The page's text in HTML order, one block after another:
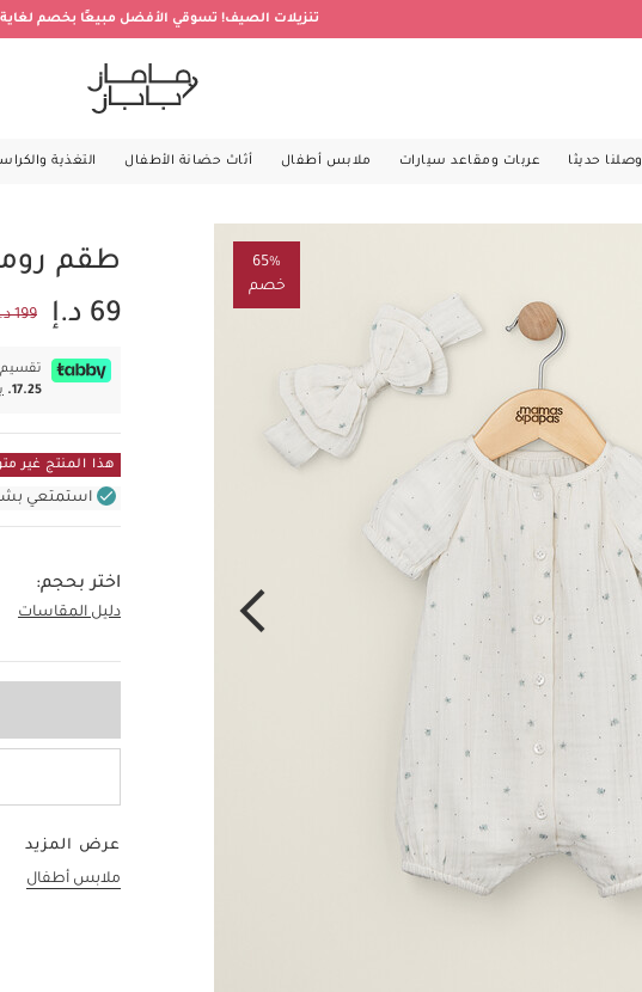
تنزيلات الصيف! تسوقي الأفضل مبيعًا بخصم لغاية 50%.
وصلنا حديثا عربات ومقاعد سيارات ملابس أطفال أثاث حضانة الأطفال التغذية
65%
خصم
طقم
69 د.إ
199 د.إ
تقسيم على
17.25.
هذا المنتج غير
استمتعي بشحن
اختر بحجم:
دليل المقاسات
6-9 Months
عرض المزيد
ملابس أطفال